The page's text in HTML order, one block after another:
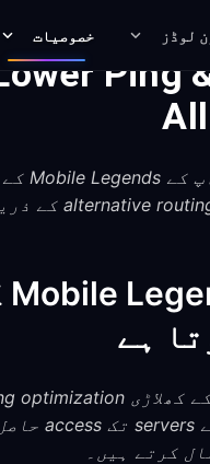
لوڈز خصوصیات
Ping
ہے